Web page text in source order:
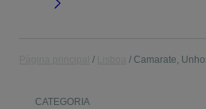
Camarate,
CATEGORIA